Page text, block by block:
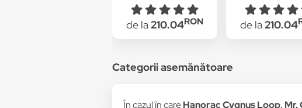
Bumbac/Poliester,
Rosu
de la210.04RON
Bumbac/
Negru
de la210.04
Categorii asemănătoare
În cazul în careHanorac Cygnus Loop,